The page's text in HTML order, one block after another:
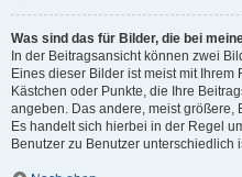
Was sind das für Bilder, die bei
In der Beitragsansicht können zwei
Eines dieser Bilder ist meist mit
Kästchen oder Punkte, die Ihre
angeben. Das andere, meist größere,
Es handelt sich hierbei in der Regel
Benutzer zu Benutzer unterschiedlich